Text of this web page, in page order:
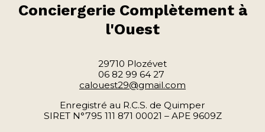
Conciergerie Complètement à
l'Ouest
29710 Plozévet
06 82 99 64 27
calouest29@gmail.com
Enregistré au R.C.S. de Quimper
SIRET N°795 111 871 00021 – APE 9609Z